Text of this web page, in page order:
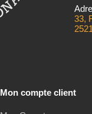
33,
Mon compte client